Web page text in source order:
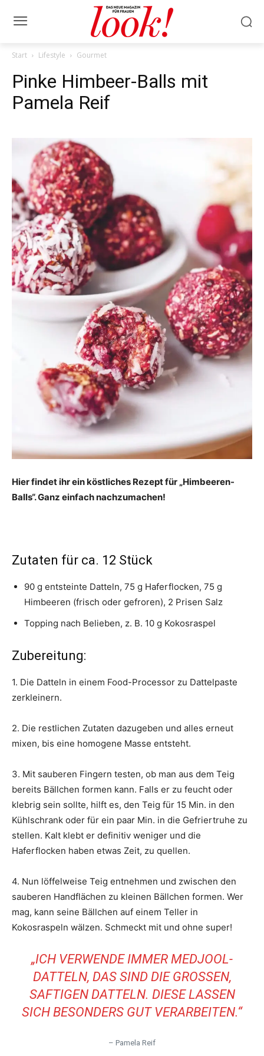
Start Lifestyle Gourmet
Pinke Himbeer-Balls mit
Pamela Reif
Hier findet ihr ein köstliches Rezept für „Himbeeren-
Balls“. Ganz einfach nachzumachen!
Zutaten für ca. 12 Stück
90 g entsteinte Datteln, 75 g Haferflocken, 75 g
Himbeeren (frisch oder gefroren), 2 Prisen Salz
Topping nach Belieben, z. B. 10 g Kokosraspel
Zubereitung:
1. Die Datteln in einem Food-Processor zu Dattelpaste
zerkleinern.
2. Die restlichen Zutaten dazugeben und alles erneut
mixen, bis eine homogene Masse entsteht.
3. Mit sauberen Fingern testen, ob man aus dem Teig
bereits Bällchen formen kann. Falls er zu feucht oder
klebrig sein sollte, hilft es, den Teig für 15 Min. in den
Kühlschrank oder für ein paar Min. in die Gefriertruhe zu
stellen. Kalt klebt er definitiv weniger und die
Haferflocken haben etwas Zeit, zu quellen.
4. Nun löffelweise Teig entnehmen und zwischen den
sauberen Handflächen zu kleinen Bällchen formen. Wer
mag, kann seine Bällchen auf einem Teller in
Kokosraspeln wälzen. Schmeckt mit und ohne super!
„ICH VERWENDE IMMER MEDJOOL-
DATTELN, DAS SIND DIE GROSSEN,
SAFTIGEN DATTELN. DIESE LASSEN
SICH BESONDERS GUT VERARBEITEN.“
– Pamela Reif